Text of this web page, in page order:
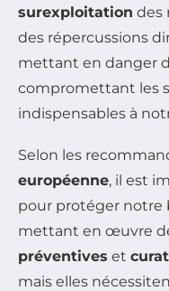
surexploitation des
des répercussions
mettant en danger
compromettant les
indispensables à
Selon les
européenne, il est
pour protéger notre
mettant en œuvre
préventives et
mais elles